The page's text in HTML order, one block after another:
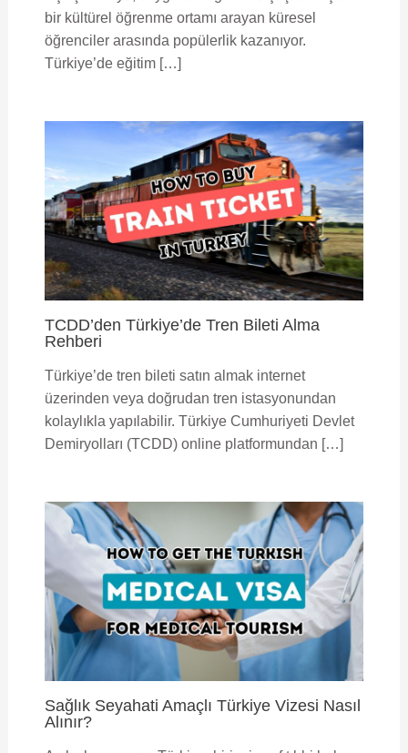
bir kültürel öğrenme ortamı arayan küresel
öğrenciler arasında popülerlik kazanıyor.
Türkiye’de eğitim […]
TCDD’den Türkiye’de Tren Bileti Alma
Rehberi
Türkiye’de tren bileti satın almak internet
üzerinden veya doğrudan tren istasyonundan
kolaylıkla yapılabilir. Türkiye Cumhuriyeti Devlet
Demiryolları (TCDD) online platformundan […]
Sağlık Seyahati Amaçlı Türkiye Vizesi Nasıl
Alınır?